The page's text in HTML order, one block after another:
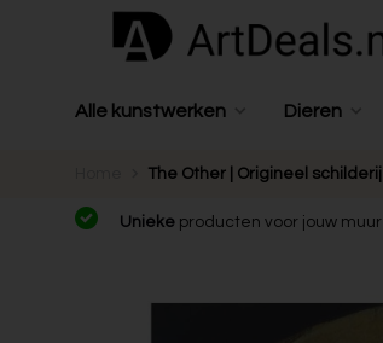
Alle kunstwerken Dieren
The Other | Origineel schilderij
Unieke producten voor jouw muur